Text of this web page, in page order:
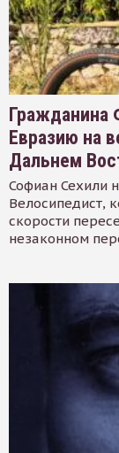
Гражданина
Евразию на
Дальнем
Софиан Сехили
Велосипедист,
скорости
незаконном